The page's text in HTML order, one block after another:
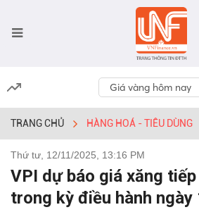
Giá vàng hôm nay
TRANG CHỦ HÀNG HOÁ - TIÊU DÙNG
Thứ tư, 12/11/2025, 13:16 PM
VPI dự báo giá xăng
trong kỳ điều hành ngày